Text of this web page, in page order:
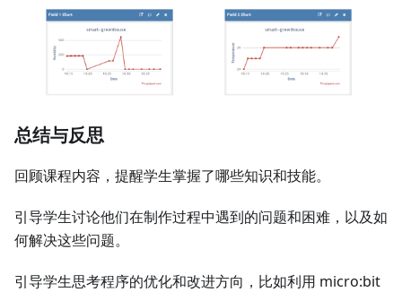
总结与反思
回顾课程内容，提醒学生掌握了哪些知识和技能。
引导学生讨论他们在制作过程中遇到的问题和困难，以及如
何解决这些问题。
引导学生思考程序的优化和改进方向，比如利用 micro:bit